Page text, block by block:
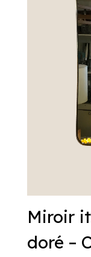
Miroir
doré –